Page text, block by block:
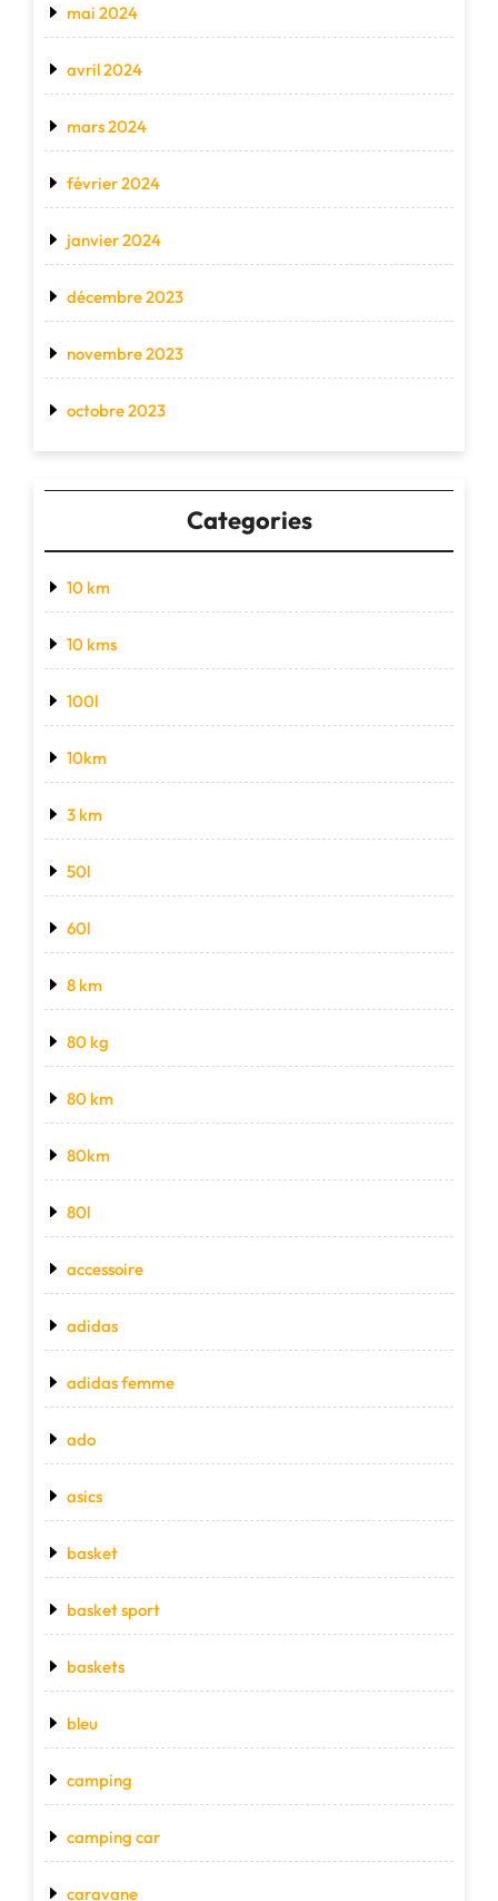
mai 2024
avril 2024
mars 2024
février 2024
janvier 2024
décembre 2023
novembre 2023
octobre 2023
Categories
10 km
10 kms
100l
10km
3 km
50l
60l
8 km
80 kg
80 km
80km
80l
accessoire
adidas
adidas femme
ado
asics
basket
basket sport
baskets
bleu
camping
camping car
caravane